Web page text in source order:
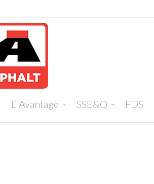
L’ Avantage SSE&Q FDS